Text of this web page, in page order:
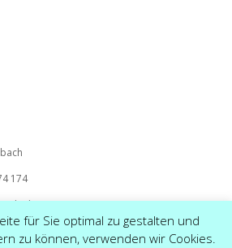
174
für Sie optimal zu gestalten und
zu können, verwenden wir Cookies.